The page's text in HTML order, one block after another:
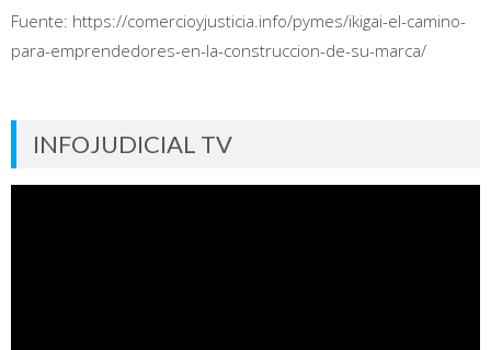
Fuente: https://comercioyjusticia.info/pymes/ikigai-el-camino-
para-emprendedores-en-la-construccion-de-su-marca/
INFOJUDICIAL TV